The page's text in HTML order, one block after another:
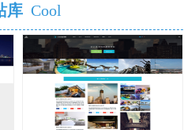
库 Cool